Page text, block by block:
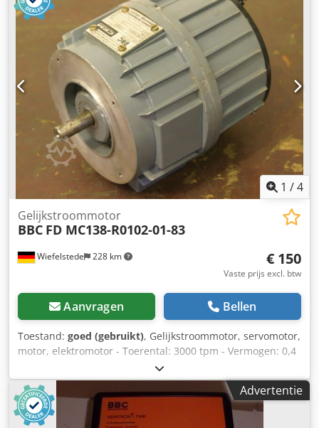
mespatroonlastscheidingsschakelaar -Fabrikant: BBC,
mespatroonlastscheidingsschakelaar 400 A -Type: SLP2 -
Aantal: 1x lastscheider beschikbaar -Afmetingen:
320/250/H140 mm Dsdpfx Ajyf D A Ejb Djkr -Gewicht: 4,4 kg
1 /4
Wiefelstede 228 km
Gelijkstroommotor
BBC FD MC138-R0102-01-83
€ 150
Vaste prijs excl. btw
Aanvragen Bellen
Toestand: goed (gebruikt), Gelijkstroommotor, servomotor,
motor, elektromotor - Toerental: 3000 tpm - Vermogen: 0,4
kW - Spanning: 65 V - Bouwvorm: B14 Dkjdpfx Asb Ilxgjb Djr
- Asdiameter: Ø 14 mm - Afmetingen: 210/160/H160 mm -
Gewicht: 6 kg
Advertentie